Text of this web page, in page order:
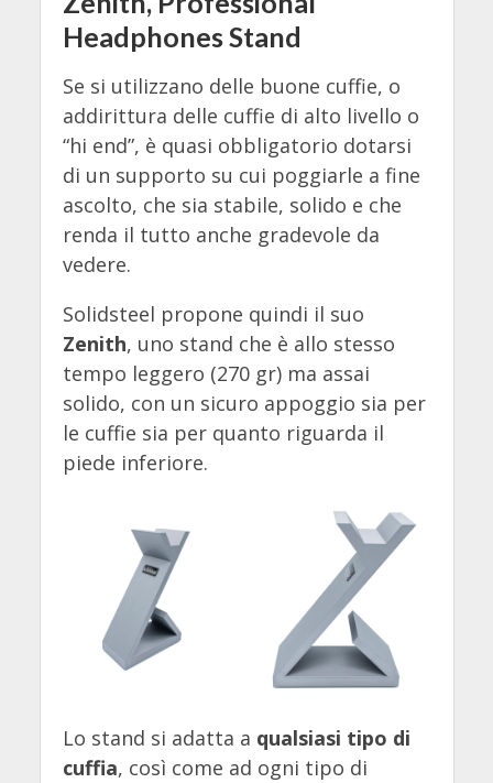
Headphones Stand
Se si utilizzano delle buone cuffie, o
addirittura delle cuffie di alto livello o
“hi end”, è quasi obbligatorio dotarsi
di un supporto su cui poggiarle a fine
ascolto, che sia stabile, solido e che
renda il tutto anche gradevole da
vedere.
Solidsteel propone quindi il suo
Zenith, uno stand che è allo stesso
tempo leggero (270 gr) ma assai
solido, con un sicuro appoggio sia per
le cuffie sia per quanto riguarda il
piede inferiore.
Lo stand si adatta a qualsiasi tipo di
cuffia, così come ad ogni tipo di